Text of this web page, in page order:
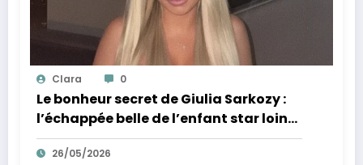
Clara 0
Le bonheur secret de Giulia Sarkozy :
l’échappée belle de l’enfant star loin
des tumultes familiaux.
26/05/2026